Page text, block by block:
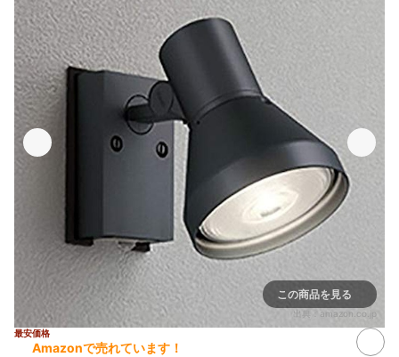
この商品を見る
出典： amazon.co.jp
最安価格
Amazonで売れています！